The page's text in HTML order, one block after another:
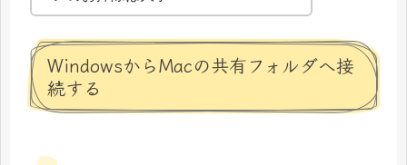
WindowsからMacの共有フォルダへ接
続する